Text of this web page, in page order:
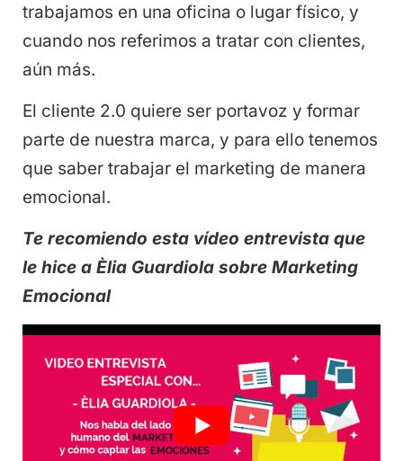
trabajamos en una oficina o lugar físico, y
cuando nos referimos a tratar con clientes,
aún más.
El cliente 2.0 quiere ser portavoz y formar
parte de nuestra marca, y para ello tenemos
que saber trabajar el marketing de manera
emocional.
Te recomiendo esta vídeo entrevista que
le hice a Èlia Guardiola sobre Marketing
Emocional